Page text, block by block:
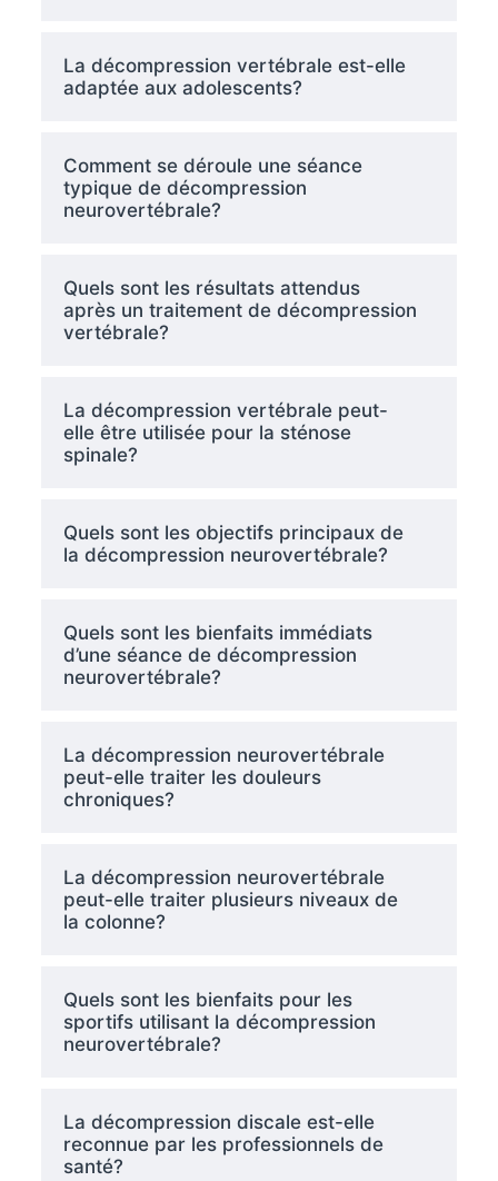
La décompression vertébrale est-elle
adaptée aux adolescents?
Comment se déroule une séance
typique de décompression
neurovertébrale?
Quels sont les résultats attendus
après un traitement de décompression
vertébrale?
La décompression vertébrale peut-
elle être utilisée pour la sténose
spinale?
Quels sont les objectifs principaux de
la décompression neurovertébrale?
Quels sont les bienfaits immédiats
d’une séance de décompression
neurovertébrale?
La décompression neurovertébrale
peut-elle traiter les douleurs
chroniques?
La décompression neurovertébrale
peut-elle traiter plusieurs niveaux de
la colonne?
Quels sont les bienfaits pour les
sportifs utilisant la décompression
neurovertébrale?
La décompression discale est-elle
reconnue par les professionnels de
santé?